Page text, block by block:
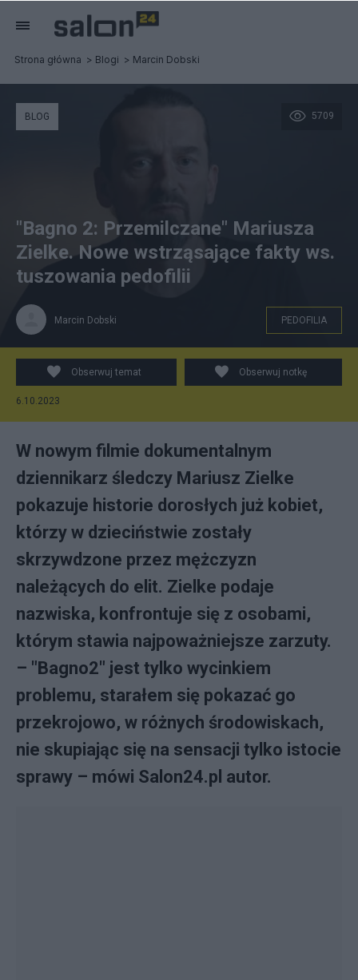
Strona główna Blogi Marcin Dobski
Mariusz Zielke w filmie "Bagno 2. Przemilczane", fot.
YouTube
5709
BLOG
"Bagno 2: Przemilczane" Mariusza
Zielke. Nowe wstrząsające fakty ws.
tuszowania pedofilii
Marcin Dobski PEDOFILIA
Obserwuj temat Obserwuj notkę
6.10.2023
W nowym filmie dokumentalnym
dziennikarz śledczy Mariusz Zielke
pokazuje historie dorosłych już kobiet,
którzy w dzieciństwie zostały
skrzywdzone przez mężczyzn
należących do elit. Zielke podaje
nazwiska, konfrontuje się z osobami,
którym stawia najpoważniejsze zarzuty.
– "Bagno2" jest tylko wycinkiem
problemu, starałem się pokazać go
przekrojowo, w różnych środowiskach,
nie skupiając się na sensacji tylko istocie
sprawy – mówi Salon24.pl autor.